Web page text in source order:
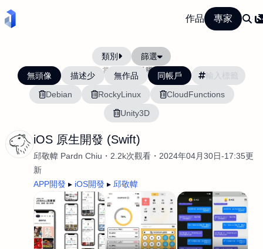
作品 專家
類別 篩選
當前排序: 活躍度
無頭像 描述少 無作品
同帳戶
Debian
RockyLinux
CloudFunctions
Unity3D
iOS 原生開發 (Swift)
邱敬幃 Pardn Chiu 2.2k次觀看
2024年04月30日-17:35更
新
APP開發
iOS開發 邱敬幃